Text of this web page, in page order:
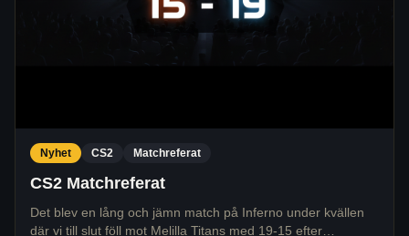
Nyhet CS2 Matchreferat
CS2 Matchreferat
Det blev en lång och jämn match på Inferno under kvällen
där vi till slut föll mot Melilla Titans med 19-15 efter